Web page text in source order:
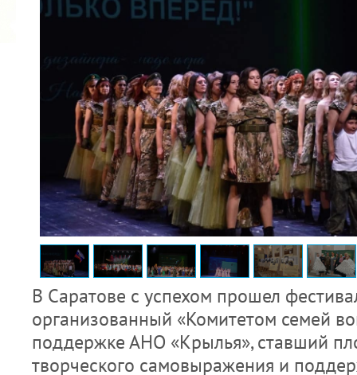
В Саратове с успехом прошел
организованный «Комитетом семей
поддержке АНО «Крылья», ставший
творческого самовыражения и
2022 ГОД ПРОВОЗГЛАШЕН ГОДОМ
МАТЕРИ В ЯКУТИИ